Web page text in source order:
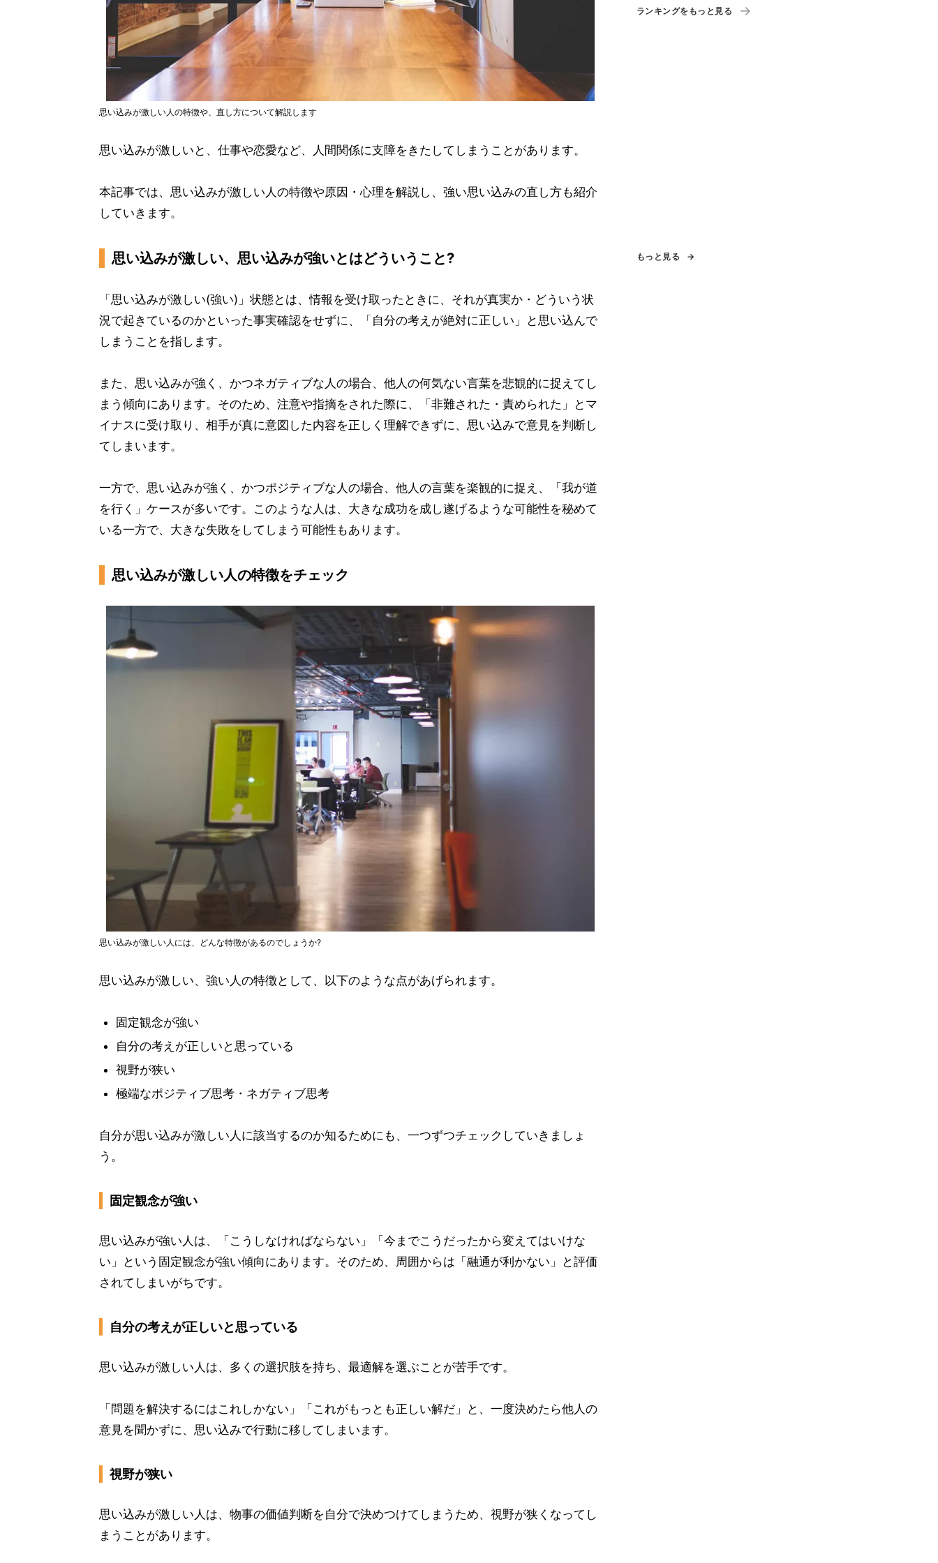
思い込みが激しい人の特徴や、直し方について解説します
思い込みが激しいと、仕事や恋愛など、人間関係に支障をきたしてしまうことがあります。
本記事では、思い込みが激しい人の特徴や原因・心理を解説し、強い思い込みの直し方も紹介
していきます。
思い込みが激しい、思い込みが強いとはどういうこと?
「思い込みが激しい(強い)」状態とは、情報を受け取ったときに、それが真実か・どういう状
況で起きているのかといった事実確認をせずに、「自分の考えが絶対に正しい」と思い込んで
しまうことを指します。
また、思い込みが強く、かつネガティブな人の場合、他人の何気ない言葉を悲観的に捉えてし
まう傾向にあります。そのため、注意や指摘をされた際に、「非難された・責められた」とマ
イナスに受け取り、相手が真に意図した内容を正しく理解できずに、思い込みで意見を判断し
てしまいます。
一方で、思い込みが強く、かつポジティブな人の場合、他人の言葉を楽観的に捉え、「我が道
を行く」ケースが多いです。このような人は、大きな成功を成し遂げるような可能性を秘めて
いる一方で、大きな失敗をしてしまう可能性もあります。
思い込みが激しい人の特徴をチェック
思い込みが激しい人には、どんな特徴があるのでしょうか?
思い込みが激しい、強い人の特徴として、以下のような点があげられます。
固定観念が強い
自分の考えが正しいと思っている
視野が狭い
極端なポジティブ思考・ネガティブ思考
自分が思い込みが激しい人に該当するのか知るためにも、一つずつチェックしていきましょ
う。
固定観念が強い
思い込みが強い人は、「こうしなければならない」「今までこうだったから変えてはいけな
い」という固定観念が強い傾向にあります。そのため、周囲からは「融通が利かない」と評価
されてしまいがちです。
自分の考えが正しいと思っている
思い込みが激しい人は、多くの選択肢を持ち、最適解を選ぶことが苦手です。
「問題を解決するにはこれしかない」「これがもっとも正しい解だ」と、一度決めたら他人の
意見を聞かずに、思い込みで行動に移してしまいます。
視野が狭い
思い込みが激しい人は、物事の価値判断を自分で決めつけてしまうため、視野が狭くなってし
まうことがあります。
ランキングをもっと見る
もっと見る